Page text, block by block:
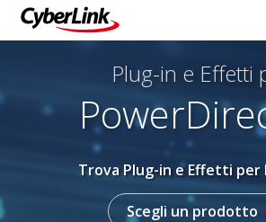
Plug-in e Effetti
Trova Plug-in e Effetti
Scegli un prodotto